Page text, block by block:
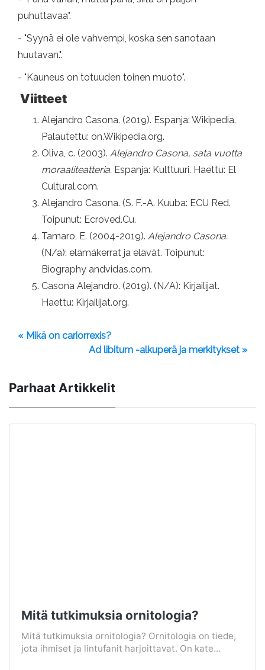
puhuttavaa".
- "Syynä ei ole vahvempi, koska sen sanotaan
huutavan.".
- "Kauneus on totuuden toinen muoto".
Viitteet
Alejandro Casona. (2019). Espanja: Wikipedia.
Palautettu: on.Wikipedia.org.
Oliva, c. (2003). Alejandro Casona, sata vuotta
moraaliteatteria. Espanja: Kulttuuri. Haettu: El
Cultural.com.
Alejandro Casona. (S. F.-A. Kuuba: ECU Red.
Toipunut: Ecroved.Cu.
Tamaro, E. (2004-2019). Alejandro Casona.
(N/a): elämäkerrat ja elävät. Toipunut:
Biography andvidas.com.
Casona Alejandro. (2019). (N/A): Kirjailijat.
Haettu: Kirjailijat.org.
« Mikä on cariorrexis?
Ad libitum -alkuperä ja merkitykset »
Parhaat Artikkelit
Mitä tutkimuksia ornitologia?
Mitä tutkimuksia ornitologia? Ornitologia on tiede,
jota ihmiset ja lintufanit harjoittavat. On kate...